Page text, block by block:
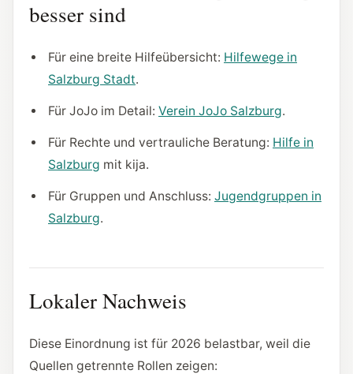
besser sind
Für eine breite Hilfeübersicht: Hilfewege in
Salzburg Stadt.
Für JoJo im Detail: Verein JoJo Salzburg.
Für Rechte und vertrauliche Beratung: Hilfe in
Salzburg mit kija.
Für Gruppen und Anschluss: Jugendgruppen in
Salzburg.
Lokaler Nachweis
Diese Einordnung ist für 2026 belastbar, weil die
Quellen getrennte Rollen zeigen: